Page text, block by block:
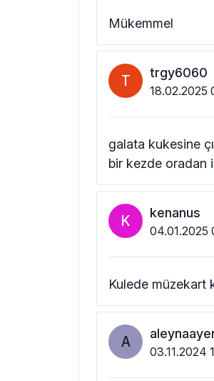
Mükemmel
T trgy6060
18.02.2025
galata kukesine
bir kezde oradan
K kenanus
04.01.2025
Kulede müzekart
A
03.11.2024